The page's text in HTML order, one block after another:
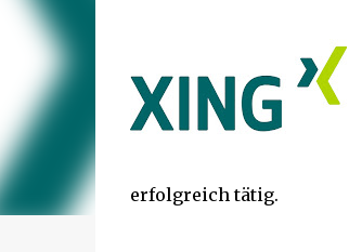
erfolgreich tätig.